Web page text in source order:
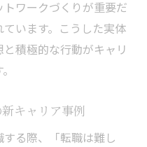
ワークづくりが重要だ
います。こうした実体
積極的な行動がキャリ
キャリア事例
る際、「転職は難し